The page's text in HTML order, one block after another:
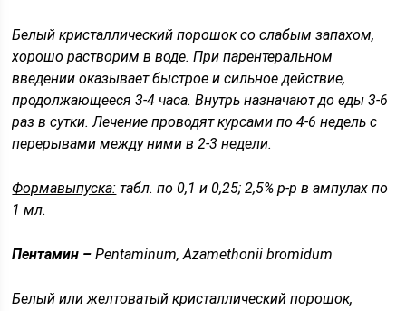
Белый кристаллический порошок со слабым запахом,
хорошо растворим в воде. При парентеральном
введении оказывает быстрое и сильное действие,
продолжающееся 3-4 часа. Внутрь назначают до еды 3-6
раз в сутки. Лечение проводят курсами по 4-6 недель с
перерывами между ними в 2-3 недели.
Формавыпуска: табл. по 0,1 и 0,25; 2,5% р-р в ампулах по
1 мл.
Пентамин –Pentaminum, Azamethonii bromidum
Белый или желтоватый кристаллический порошок,